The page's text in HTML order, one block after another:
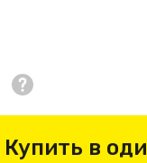
Купить в